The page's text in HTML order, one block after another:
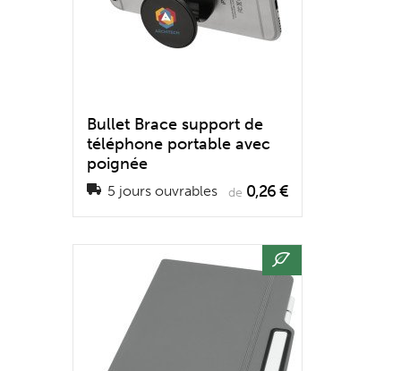
Bullet Brace support de
téléphone portable avec
poignée
5 jours ouvrables de 0,26 €